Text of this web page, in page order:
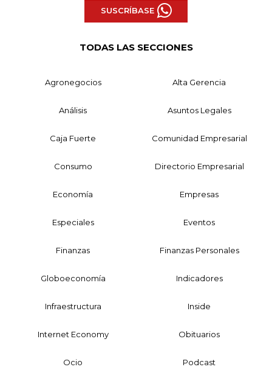
SUSCRÍBASE
TODAS LAS SECCIONES
Agronegocios Alta Gerencia
Análisis Asuntos Legales
Caja Fuerte Comunidad Empresarial
Consumo Directorio Empresarial
Economía Empresas
Especiales Eventos
Finanzas Finanzas Personales
Globoeconomía Indicadores
Infraestructura Inside
Internet Economy Obituarios
Ocio Podcast